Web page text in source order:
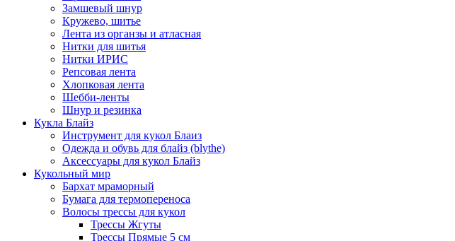
Замшевый шнур
Кружево, шитье
Лента из органзы и атласная
Нитки для шитья
Нитки ИРИС
Репсовая лента
Хлопковая лента
Шебби-ленты
Шнур и резинка
Кукла Блайз
Инструмент для кукол Блаиз
Одежда и обувь для блайз (blythe)
Аксессуары для кукол Блайз
Кукольный мир
Бархат мраморный
Бумага для термопереноса
Волосы трессы для кукол
Трессы Жгуты
Трессы Прямые 5 см